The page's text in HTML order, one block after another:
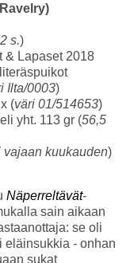
s.)
& Lapaset 2018
Ilta/0003)
(väri 01/514653)
yht. 113 gr (56,5
vajaan kuukauden)
Näperreltävät-
sain aikaan
se oli
eläinsukkia - onhan
sukat